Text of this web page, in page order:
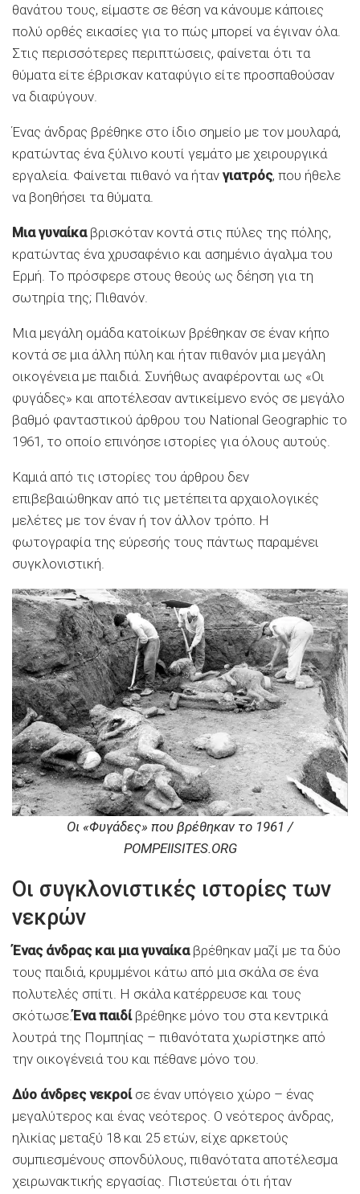
θανάτου τους, είμαστε σε θέση να κάνουμε κάποιες
πολύ ορθές εικασίες για το πώς μπορεί να έγιναν όλα.
Στις περισσότερες περιπτώσεις, φαίνεται ότι τα
θύματα είτε έβρισκαν καταφύγιο είτε προσπαθούσαν
να διαφύγουν.
Ένας άνδρας βρέθηκε στο ίδιο σημείο με τον μουλαρά,
κρατώντας ένα ξύλινο κουτί γεμάτο με χειρουργικά
εργαλεία. Φαίνεται πιθανό να ήταν γιατρός, που ήθελε
να βοηθήσει τα θύματα.
Μια γυναίκαβρισκόταν κοντά στις πύλες της πόλης,
κρατώντας ένα χρυσαφένιο και ασημένιο άγαλμα του
Ερμή. Το πρόσφερε στους θεούς ως δέηση για τη
σωτηρία της; Πιθανόν.
Μια μεγάλη ομάδα κατοίκων βρέθηκαν σε έναν κήπο
κοντά σε μια άλλη πύλη και ήταν πιθανόν μια μεγάλη
οικογένεια με παιδιά. Συνήθως αναφέρονται ως «Οι
φυγάδες» και αποτέλεσαν αντικείμενο ενός σε μεγάλο
βαθμό φανταστικού άρθρου του National Geographic το
1961, το οποίο επινόησε ιστορίες για όλους αυτούς.
Καμιά από τις ιστορίες του άρθρου δεν
επιβεβαιώθηκαν από τις μετέπειτα αρχαιολογικές
μελέτες με τον έναν ή τον άλλον τρόπο. Η
φωτογραφία της εύρεσής τους πάντως παραμένει
συγκλονιστική.
Οι «Φυγάδες» που βρέθηκαν το 1961 /
POMPEIISITES.ORG
Οι συγκλονιστικές ιστορίες των
νεκρών
Ένας άνδρας και μια γυναίκαβρέθηκαν μαζί με τα δύο
τους παιδιά, κρυμμένοι κάτω από μια σκάλα σε ένα
πολυτελές σπίτι. Η σκάλα κατέρρευσε και τους
σκότωσε.Ένα παιδίβρέθηκε μόνο του στα κεντρικά
λουτρά της Πομπηίας – πιθανότατα χωρίστηκε από
την οικογένειά του και πέθανε μόνο του.
Δύο άνδρες νεκροίσε έναν υπόγειο χώρο – ένας
μεγαλύτερος και ένας νεότερος. Ο νεότερος άνδρας,
ηλικίας μεταξύ 18 και 25 ετών, είχε αρκετούς
συμπιεσμένους σπονδύλους, πιθανότατα αποτέλεσμα
χειρωνακτικής εργασίας. Πιστεύεται ότι ήταν